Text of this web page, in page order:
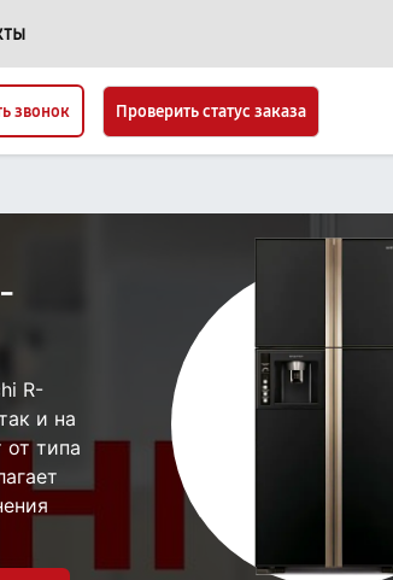
звонок Проверить статус заказа
R-
и на
от типа